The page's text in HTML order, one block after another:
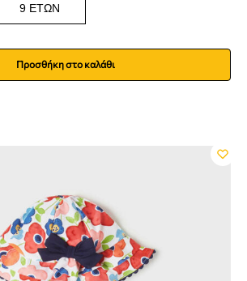
9 ΕΤΏΝ
Προσθήκη στο καλάθι